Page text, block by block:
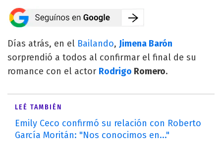
Días atrás, en el Bailando, Jimena Barón
sorprendió a todos al confirmar el final de su
romance con el actor Rodrigo Romero.
LEÉ TAMBIÉN
Emily Ceco confirmó su relación con Roberto
García Moritán: "Nos conocimos en..."